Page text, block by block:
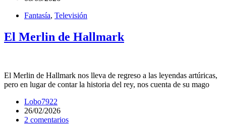
Fantasía, Televisión
El Merlin de Hallmark
El Merlin de Hallmark nos lleva de regreso a las leyendas artúricas,
pero en lugar de contar la historia del rey, nos cuenta de su mago
Lobo7922
26/02/2026
2 comentarios